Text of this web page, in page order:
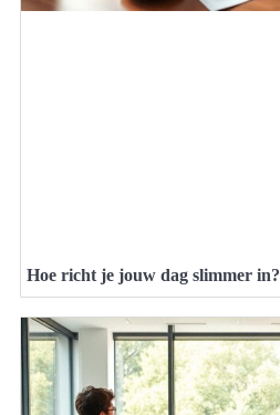
Hoe richt je jouw dag slimmer in?